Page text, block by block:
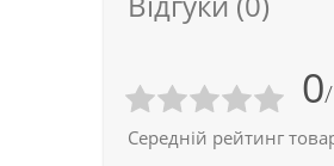
0
Середній рейтинг